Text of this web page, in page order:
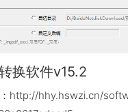
换软件v15.2
http://hhy.hswzi.cn/